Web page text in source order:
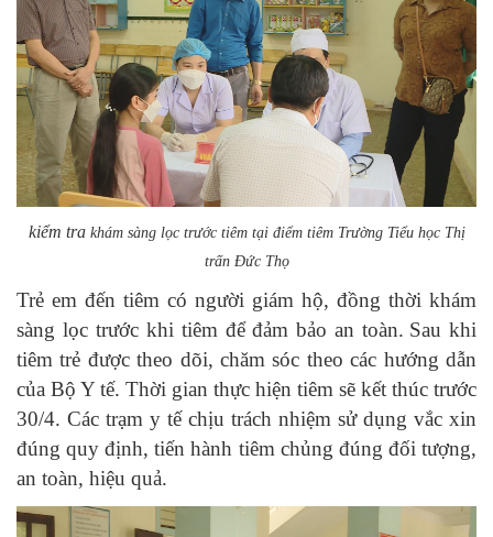
kiểm trakhám sàng lọc trước tiêm tại điểm tiêm Trường Tiểu học Thị
trấn Đức Thọ
Trẻ em đến tiêm có người giám hộ, đồng thời khám
sàng lọc trước khi tiêm để đảm bảo an toàn. Sau khi
tiêm trẻ được theo dõi, chăm sóc theo các hướng dẫn
của Bộ Y tế. Thời gian thực hiện tiêm sẽ kết thúc trước
30/4. Các trạm y tế chịu trách nhiệm sử dụng vắc xin
đúng quy định, tiến hành tiêm chủng đúng đối tượng,
an toàn, hiệu quả.